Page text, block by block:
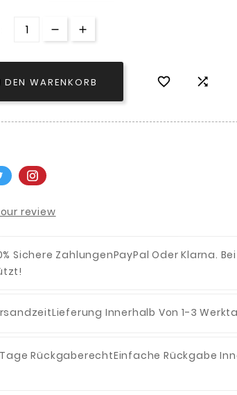
DEN WARENKORB  
review
Sichere ZahlungenPayPal Oder Klarna.
Lieferung Innerhalb Von 1-3
Tage RückgaberechtEinfache Rückgabe